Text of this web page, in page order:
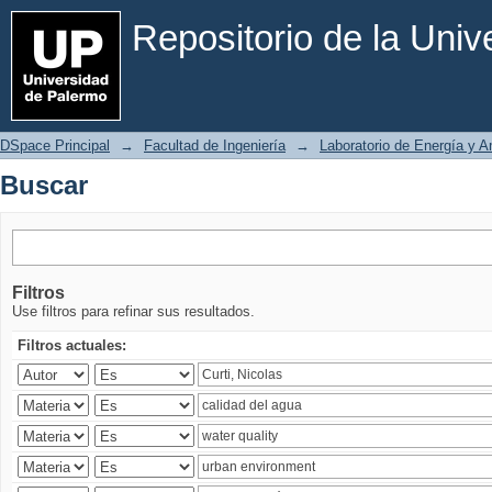
Repositorio de la
Buscar
DSpace Principal → Facultad de Ingeniería → Laboratorio de Energía y
Buscar
Filtros
Use filtros para refinar sus resultados.
Filtros actuales: